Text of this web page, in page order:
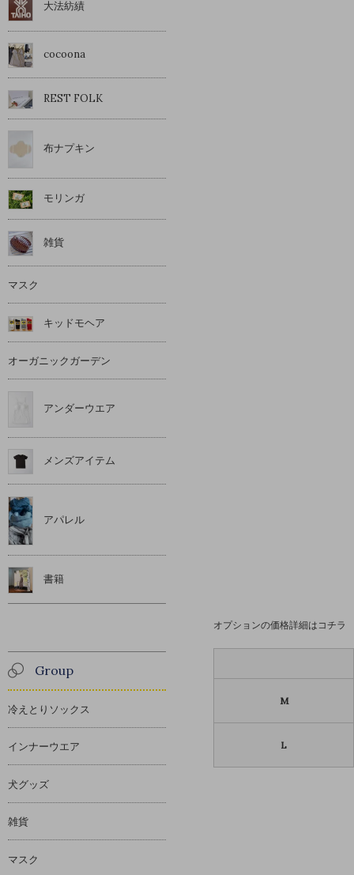
オプションの価格詳細はコチラ
M
L
大法紡績
cocoona
REST FOLK
布ナプキン
モリンガ
雑貨
マスク
キッドモヘア
オーガニックガーデン
アンダーウエア
メンズアイテム
アパレル
書籍
Group
冷えとりソックス
インナーウエア
犬グッズ
雑貨
マスク